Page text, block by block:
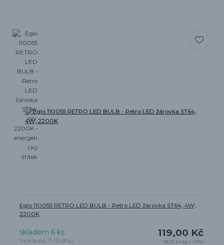
Eglo 110055 RETRO LED BULB - Retro LED žárovka ST64, 4W,
2200K
119,00 Kč
98,35 Kč bez DPH
skladem 6 ks
Více kusů 7-10 dnů